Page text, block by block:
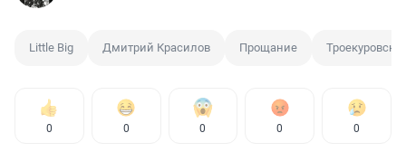
Little Big Дмитрий Красилов Прощание
0 0 0 0 0